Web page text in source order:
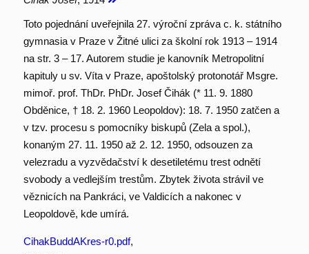
Toto pojednání uveřejnila 27. výroční zpráva c. k. státního
gymnasia v Praze v Žitné ulici za školní rok 1913 – 1914
na str. 3 – 17. Autorem studie je kanovník Metropolitní
kapituly u sv. Víta v Praze, apoštolský protonotář Msgre.
mimoř. prof. ThDr. PhDr. Josef Čihák (* 11. 9. 1880
Obděnice, † 18. 2. 1960 Leopoldov): 18. 7. 1950 zatčen a
v tzv. procesu s pomocníky biskupů (Zela a spol.),
konaným 27. 11. 1950 až 2. 12. 1950, odsouzen za
velezradu a vyzvědačství k desetiletému trest odnětí
svobody a vedlejším trestům. Zbytek života strávil ve
věznicích na Pankráci, ve Valdicích a nakonec v
Leopoldově, kde umírá.
CihakBuddAKres-r0.pdf,